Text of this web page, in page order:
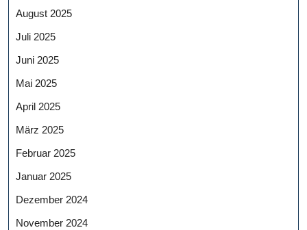
August 2025
Juli 2025
Juni 2025
Mai 2025
April 2025
März 2025
Februar 2025
Januar 2025
Dezember 2024
November 2024